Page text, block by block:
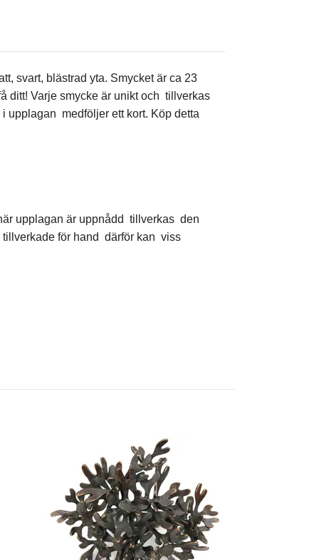
svart, blästrad yta. Smycket är ca 23
ditt! Varje smycke är unikt och tillverkas
upplagan medföljer ett kort. Köp detta
upplagan är uppnådd tillverkas den
tillverkade för hand därför kan viss